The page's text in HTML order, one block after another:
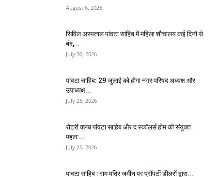
August 6, 2026
सिविल अस्पताल पांवटा साहिब में महिला शौचालय कई दिनों से
बंद,...
July 30, 2026
पांवटा साहिब: 29 जुलाई को होगा नगर परिषद अध्यक्ष और
उपाध्यक्ष...
July 25, 2026
​रोटरी क्लब पांवटा साहिब और द स्कॉलर्स होम की संयुक्त
पहल:...
July 25, 2026
पांवटा साहिब : राम मंदिर जमीन पर प्रॉपर्टी डीलरों द्वारा...